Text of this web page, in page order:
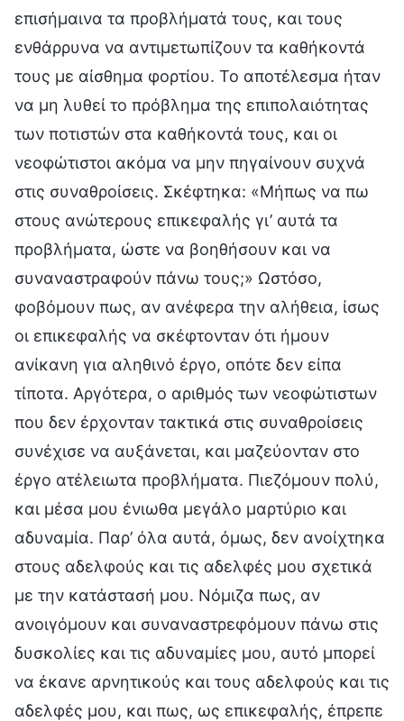
επισήμαινα τα προβλήματά τους, και τους
ενθάρρυνα να αντιμετωπίζουν τα καθήκοντά
τους με αίσθημα φορτίου. Το αποτέλεσμα ήταν
να μη λυθεί το πρόβλημα της επιπολαιότητας
των ποτιστών στα καθήκοντά τους, και οι
νεοφώτιστοι ακόμα να μην πηγαίνουν συχνά
στις συναθροίσεις. Σκέφτηκα: «Μήπως να πω
στους ανώτερους επικεφαλής γι’ αυτά τα
προβλήματα, ώστε να βοηθήσουν και να
συναναστραφούν πάνω τους;» Ωστόσο,
φοβόμουν πως, αν ανέφερα την αλήθεια, ίσως
οι επικεφαλής να σκέφτονταν ότι ήμουν
ανίκανη για αληθινό έργο, οπότε δεν είπα
τίποτα. Αργότερα, ο αριθμός των νεοφώτιστων
που δεν έρχονταν τακτικά στις συναθροίσεις
συνέχισε να αυξάνεται, και μαζεύονταν στο
έργο ατέλειωτα προβλήματα. Πιεζόμουν πολύ,
και μέσα μου ένιωθα μεγάλο μαρτύριο και
αδυναμία. Παρ’ όλα αυτά, όμως, δεν ανοίχτηκα
στους αδελφούς και τις αδελφές μου σχετικά
με την κατάστασή μου. Νόμιζα πως, αν
ανοιγόμουν και συναναστρεφόμουν πάνω στις
δυσκολίες και τις αδυναμίες μου, αυτό μπορεί
να έκανε αρνητικούς και τους αδελφούς και τις
αδελφές μου, και πως, ως επικεφαλής, έπρεπε